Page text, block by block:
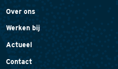
Over ons
Werken bij
Actueel
Contact